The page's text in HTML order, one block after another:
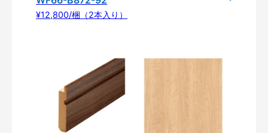
¥12,800/梱（2本入り）